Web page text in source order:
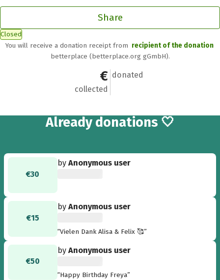
Share
Closed
You will receive a donation receipt from recipient of the donation
betterplace (betterplace.org gGmbH).
€145
collected
6
donated
Already 6
donations 🤍
€30
byAnonymous user
€15
byAnonymous user
“Vielen Dank Alisa & Felix 🥰”
€50
byAnonymous user
“Happy Birthday Freya”